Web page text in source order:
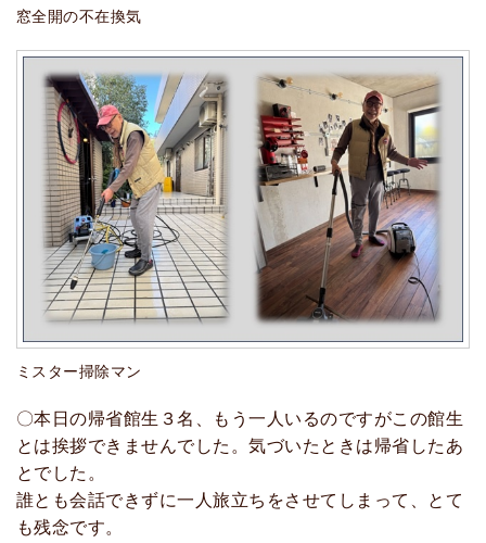
窓全開の不在換気
ミスター掃除マン
〇本日の帰省館生３名、もう一人いるのですがこの館生
とは挨拶できませんでした。気づいたときは帰省したあ
とでした。
誰とも会話できずに一人旅立ちをさせてしまって、とて
も残念です。